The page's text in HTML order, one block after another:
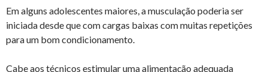
Em alguns adolescentes maiores, a musculação poderia ser
iniciada desde que com cargas baixas com muitas repetições
para um bom condicionamento.
Cabe aos técnicos estimular uma alimentação adequada